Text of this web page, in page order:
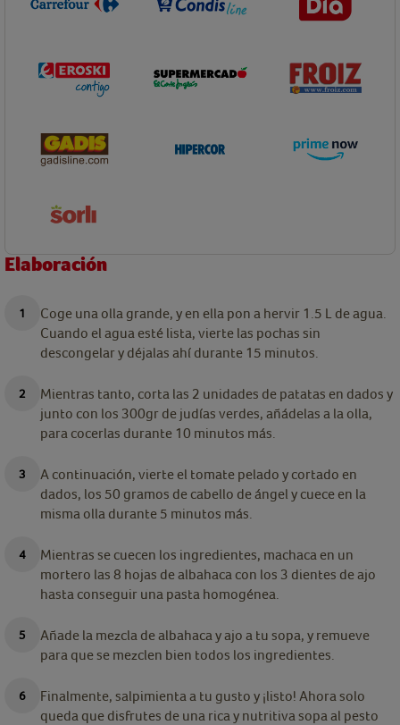
Elaboración
Coge una olla grande, y en ella pon a hervir 1.5 L de agua.
Cuando el agua esté lista, vierte las pochas sin
descongelar y déjalas ahí durante 15 minutos.
Mientras tanto, corta las 2 unidades de patatas en dados y
junto con los 300gr de judías verdes, añádelas a la olla,
para cocerlas durante 10 minutos más.
A continuación, vierte el tomate pelado y cortado en
dados, los 50 gramos de cabello de ángel y cuece en la
misma olla durante 5 minutos más.
Mientras se cuecen los ingredientes, machaca en un
mortero las 8 hojas de albahaca con los 3 dientes de ajo
hasta conseguir una pasta homogénea.
Añade la mezcla de albahaca y ajo a tu sopa, y remueve
para que se mezclen bien todos los ingredientes.
Finalmente, salpimienta a tu gusto y ¡listo! Ahora solo
queda que disfrutes de una rica y nutritiva sopa al pesto